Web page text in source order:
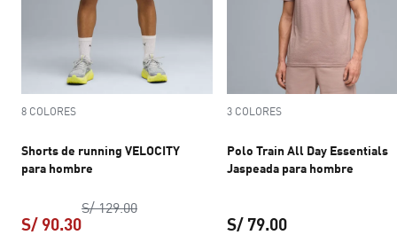
8 COLORES
Shorts de running VELOCITY
para hombre
S/ 129.00precio original S/ 129.00
S/ 90.30
3 COLORES
Polo Train All Day Essentials
Jaspeada para hombre
S/ 79.00